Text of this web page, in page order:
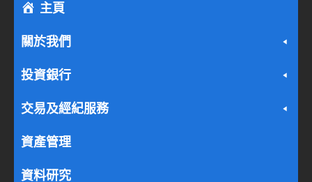
主頁
關於我們
投資銀行
交易及經紀服務
資產管理
資料研究